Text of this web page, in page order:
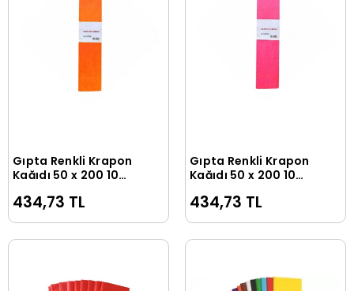
Sepete Ekle
Gıpta Renkli Krapon
Kağıdı 50 x 200 10
434,73 TL
Sepete Ekle
Gıpta Renkli Krapon
Kağıdı 50 x 200 10
434,73 TL